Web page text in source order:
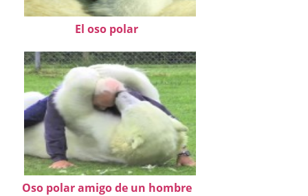
El oso polar
Oso polar amigo de un hombre